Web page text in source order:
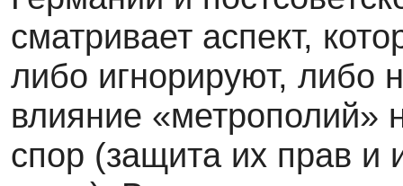
сматривает аспект,
либо игнорируют,
влияние «метрополий»
спор (защита их прав и